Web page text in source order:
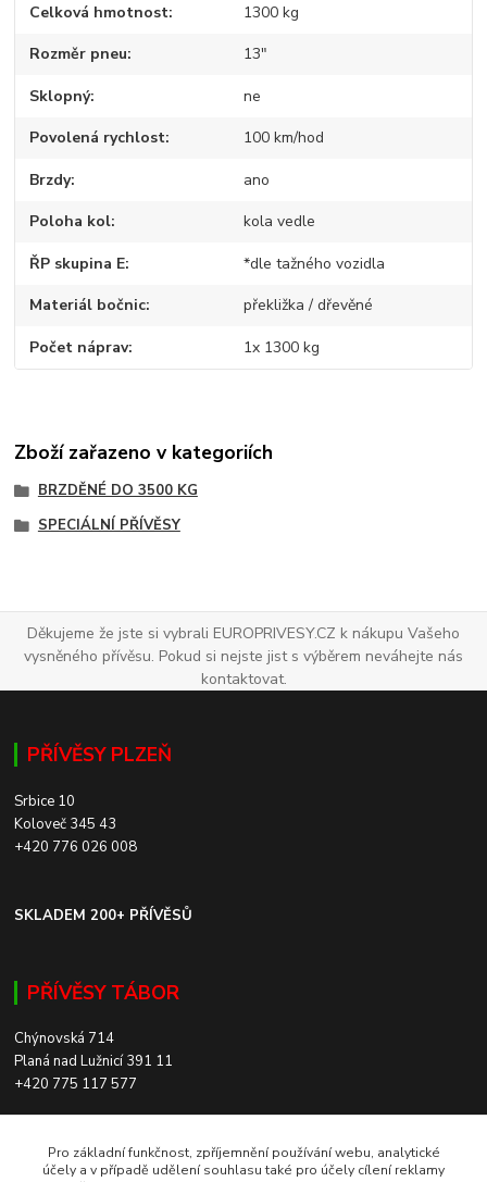
Celková hmotnost 1300 kg
Rozměr pneu 13"
Sklopný ne
Povolená rychlost 100 km/hod
Brzdy ano
Poloha kol kola vedle
ŘP skupina E *dle tažného vozidla
Materiál bočnic překližka / dřevěné
Počet náprav 1x 1300 kg
Zboží zařazeno v kategoriích
BRZDĚNÉ DO 3500 KG
SPECIÁLNÍ PŘÍVĚSY
Děkujeme že jste si vybrali EUROPRIVESY.CZ k nákupu Vašeho
vysněného přívěsu. Pokud si nejste jist s výběrem neváhejte nás
kontaktovat.
PŘÍVĚSY PLZEŇ
Srbice 10
Koloveč 345 43
+420 776 026 008
SKLADEM 200+ PŘÍVĚSŮ
PŘÍVĚSY TÁBOR
Chýnovská 714
Planá nad Lužnicí 391 11
+420 775 117 577
Pro základní funkčnost, zpříjemnění používání webu, analytické
účely a v případě udělení souhlasu také pro účely cílení reklamy